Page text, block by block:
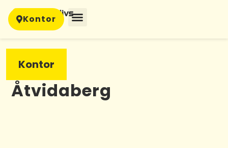
Kontor
Kontor
Åtvidaberg